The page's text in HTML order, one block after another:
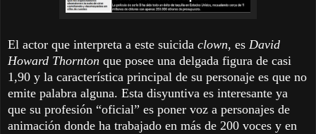
El actor que interpreta a este suicida clown, es David
Howard Thornton que posee una delgada figura de casi
1,90 y la característica principal de su personaje es que no
emite palabra alguna. Esta disyuntiva es interesante ya
que su profesión “oficial” es poner voz a personajes de
animación donde ha trabajado en más de 200 voces y en